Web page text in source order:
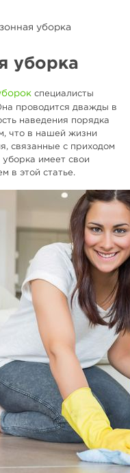
уборка
уборка
специалисты
проводится дважды в
наведения порядка
что в нашей жизни
связанные с приходом
имеет свои
в этой статье.